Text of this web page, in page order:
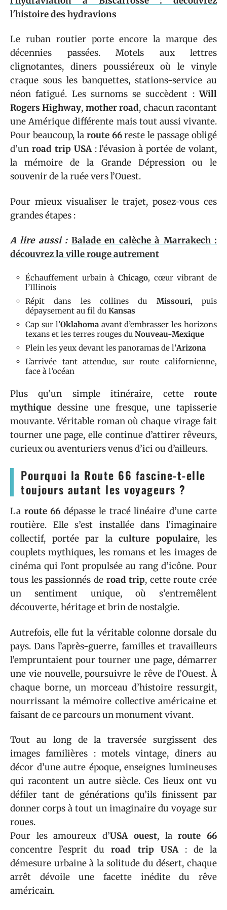
l'histoire des hydravions
Le ruban routier porte encore la marque des
décennies passées. Motels aux lettres
clignotantes, diners poussiéreux où le vinyle
craque sous les banquettes, stations-service au
néon fatigué. Les surnoms se succèdent :Will
Rogers Highway, mother road, chacun racontant
une Amérique différente mais tout aussi vivante.
Pour beaucoup, la route 66reste le passage obligé
d’un road trip USA: l’évasion à portée de volant,
la mémoire de la Grande Dépression ou le
souvenir de la ruée vers l’Ouest.
Pour mieux visualiser le trajet, posez-vous ces
grandes étapes :
A lire aussi : Balade en calèche à Marrakech :
découvrez la ville rouge autrement
Échauffement urbain à Chicago, cœur vibrant de
l’Illinois
Répit dans les collines du Missouri, puis
dépaysement au fil du Kansas
Cap sur l’Oklahomaavant d’embrasser les horizons
texans et les terres rouges du Nouveau-Mexique
Plein les yeux devant les panoramas de l’Arizona
L’arrivée tant attendue, sur route californienne,
face à l’océan
Plus qu’un simple itinéraire, cette route
mythique dessine une fresque, une tapisserie
mouvante. Véritable roman où chaque virage fait
tourner une page, elle continue d’attirer rêveurs,
curieux ou aventuriers venus d’ici ou d’ailleurs.
Pourquoi la Route 66 fascine-t-elle
toujours autant les voyageurs ?
La route 66 dépasse le tracé linéaire d’une carte
routière. Elle s’est installée dans l’imaginaire
collectif, portée par la culture populaire, les
couplets mythiques, les romans et les images de
cinéma qui l’ont propulsée au rang d’icône. Pour
tous les passionnés de road trip, cette route crée
un sentiment unique, où s’entremêlent
découverte, héritage et brin de nostalgie.
Autrefois, elle fut la véritable colonne dorsale du
pays. Dans l’après-guerre, familles et travailleurs
l’empruntaient pour tourner une page, démarrer
une vie nouvelle, poursuivre le rêve de l’Ouest. À
chaque borne, un morceau d’histoire ressurgit,
nourrissant la mémoire collective américaine et
faisant de ce parcours un monument vivant.
Tout au long de la traversée surgissent des
images familières : motels vintage, diners au
décor d’une autre époque, enseignes lumineuses
qui racontent un autre siècle. Ces lieux ont vu
défiler tant de générations qu’ils finissent par
donner corps à tout un imaginaire du voyage sur
roues.
Pour les amoureux d’USA ouest, laroute 66
concentre l’esprit duroad trip USA: de la
démesure urbaine à la solitude du désert, chaque
arrêt dévoile une facette inédite du rêve
américain.